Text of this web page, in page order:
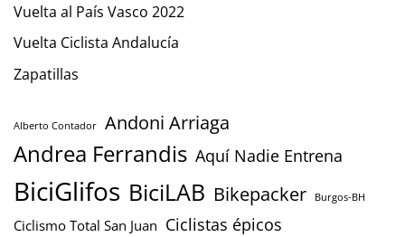
Vuelta al País Vasco 2022
Vuelta Ciclista Andalucía
Zapatillas
Alberto Contador Andoni Arriaga
Andrea Ferrandis Aquí Nadie Entrena
BiciGlifos BiciLAB Bikepacker Burgos-BH
Ciclismo Total San Juan Ciclistas épicos